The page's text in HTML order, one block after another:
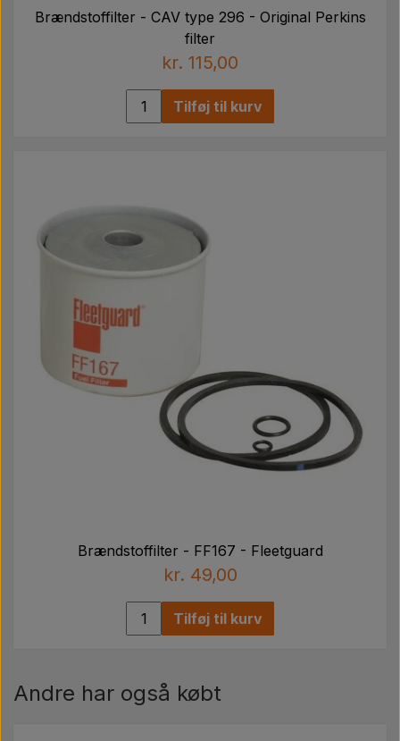
Brændstoffilter - CAV type 296 - Original Perkins
filter
kr. 115,00
Tilføj til kurv
Brændstoffilter - FF167 - Fleetguard
kr. 49,00
Tilføj til kurv
Andre har også købt